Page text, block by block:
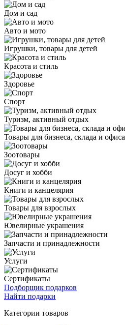
Дом и сад
Авто и мото
Игрушки, товары для детей
Красота и стиль
Здоровье
Спорт
Туризм, активный отдых
Товары для бизнеса, склада и офиса
Зоотовары
Досуг и хобби
Книги и канцелярия
Товары для взрослых
Ювелирные украшения
Запчасти и принадлежности
Услуги
Сертификаты
Подборщик подарков
Найти подарки
Категории товаров